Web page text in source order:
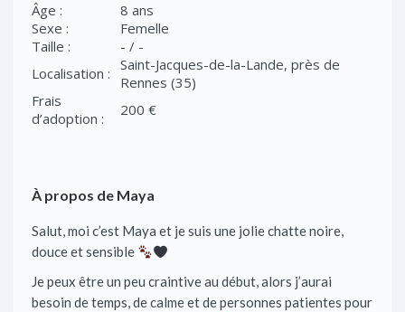
Âge :
8 ans
Sexe :
Femelle
Taille :
- / -
Localisation : Saint-Jacques-de-la-Lande, près de
Rennes (35)
Frais
d’adoption :
200 €
À propos de Maya
Salut, moi c’est Maya et je suis une jolie chatte noire,
douce et sensible
Je peux être un peu craintive au début, alors j’aurai
besoin de temps, de calme et de personnes patientes pour